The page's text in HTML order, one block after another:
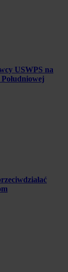
USWPS na